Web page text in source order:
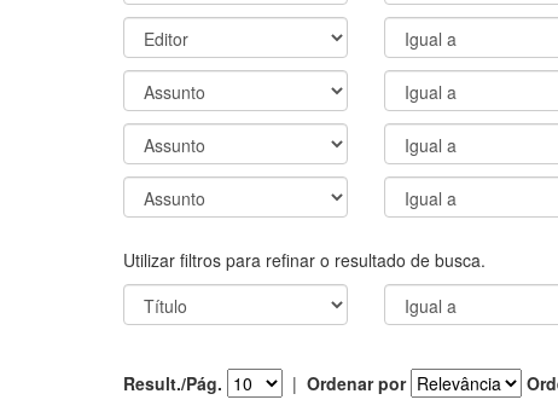
Utilizar filtros para refinar o resultado de busca.
Result./Pág. | Ordenar por